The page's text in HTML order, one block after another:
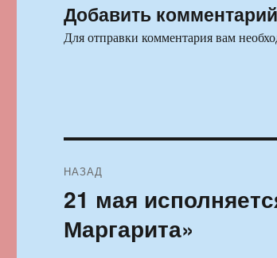
Добавить комментарий
Для отправки комментария вам
по
записям
НАЗАД
Предыдущая
21 мая
Маргарита»